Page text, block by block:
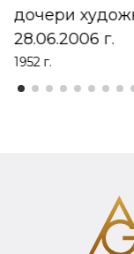
дочери
28.06.2006 г.
1952 г.